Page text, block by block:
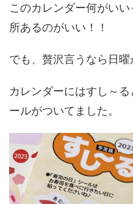
このカレンダー何がい
所あるのがいい！！
でも、贅沢言うなら日
カレンダーにはすし～
ールがついてました。